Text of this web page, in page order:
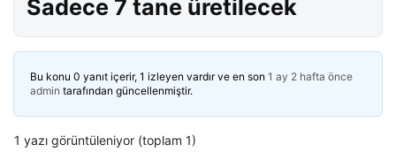
Sadece 7 tane üretilecek
Bu konu 0 yanıt içerir, 1 izleyen vardır ve en son 1 ay 2 hafta önce
admin tarafından güncellenmiştir.
1 yazı görüntüleniyor (toplam 1)